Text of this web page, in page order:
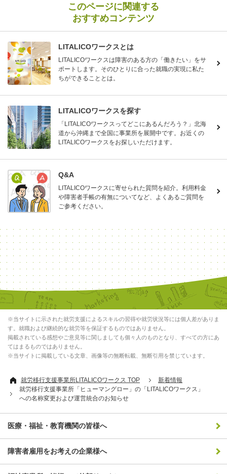
このページに関連する
おすすめコンテンツ
LITALICOワークスとは
LITALICOワークスは障害のある方の「働きたい」をサ
ポートします。そのひとりに合った就職の実現に私た
ちができることとは。
LITALICOワークスを探す
「LITALICOワークスってどこにあるんだろう？」北海
道から沖縄まで全国に事業所を展開中です。お近くの
LITALICOワークスをお探しいただけます。
Q&A
LITALICOワークスに寄せられた質問を紹介。利用料金
や障害者手帳の有無についてなど、よくあるご質問を
ご参考ください。
※当サイトに示された就労支援によるスキルの習得や就労状況等には個人差がありま
す。就職および継続的な就労等を保証するものではありません。
掲載されている感想やご意見等に関しましても個々人のものとなり、すべての方にあ
てはまるものではありません。
※当サイトに掲載している文章、画像等の無断転載、無断引用を禁じています。
就労移行支援事業所LITALICOワークス TOP
新着情報
就労移行支援事業所「ヒューマングロー」の「LITALICOワークス」
への名称変更および運営統合のお知らせ
医療・福祉・教育機関の皆様へ
障害者雇用をお考えの企業様へ